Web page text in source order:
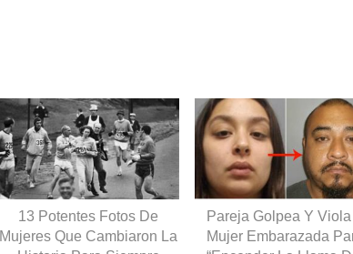
13 Potentes Fotos De
Mujeres Que Cambiaron La
Pareja Golpea Y
Mujer Embarazada